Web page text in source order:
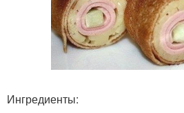
Ингредиенты: